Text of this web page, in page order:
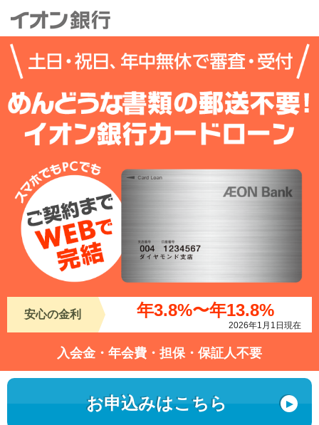
安心の金利 年3.8%〜年13.8%
2026年1月1日現在
入会金・年会費・担保・保証人不要
お申込みはこちら